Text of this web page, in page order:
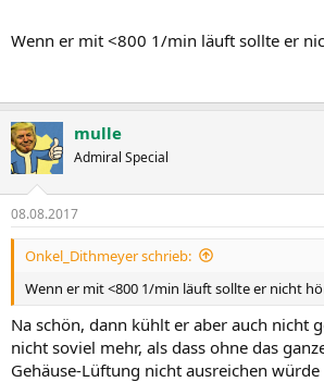
Wenn er mit <800 1/min läuft sollte er
mulle
Admiral Special
08.08.2017
Onkel_Dithmeyer schrieb:
Wenn er mit <800 1/min läuft sollte er nicht
Na schön, dann kühlt er aber auch nicht
nicht soviel mehr, als dass ohne das
Gehäuse-Lüftung nicht ausreichen würde